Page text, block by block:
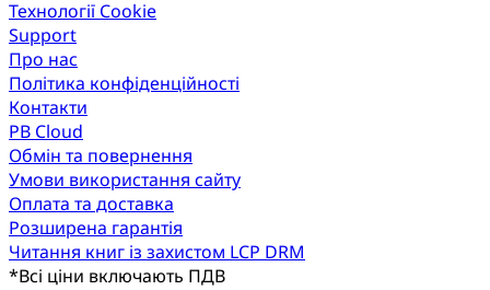
Технології Cookie
Support
Про нас
Політика конфіденційності
Контакти
PB Cloud
Обмін та повернення
Умови використання сайту
Оплата та доставка
Розширена гарантія
Читання книг із захистом LCP DRM
*Всі ціни включають ПДВ